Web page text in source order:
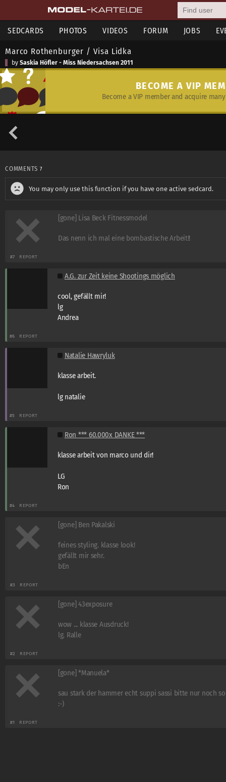
SEDCARDS PHOTOS VIDEOS FORUM JOBS
Marco Rothenburger / Visa Lidka
by Saskia Höfler - Miss Niedersachsen 2011
BECOME A VIP
Become a VIP member and acquire
COMMENTS 7
You may only use this function if you have one active sedcard.
[gone] Lisa Beck Fitnessmodel
Das nenn ich mal eine bombastische Arbeit!!
#7 REPORT
A.G. zur Zeit keine Shootings möglich
cool, gefällt mir!
lg
Andrea
#6 REPORT
Natalie Hawryluk
klasse arbeit.
lg natalie
#5 REPORT
Ron *** 60.000x DANKE ***
klasse arbeit von marco und dir!
LG
Ron
#4 REPORT
[gone] Ben Pakalski
feines styling. klasse look!
gefällt mir sehr.
bEn
#3 REPORT
[gone] 43exposure
wow ... klasse Ausdruck!
lg. Ralle
#2 REPORT
[gone] *Manuela*
sau stark der hammer echt suppi sassi bitte nur noch so
:-)
#1 REPORT